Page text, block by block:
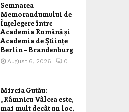
Semnarea
Memorandumului de
Înțelegere între
Academia Română și
Academia de Științe
Berlin – Brandenburg
August 6, 2026 0
Mircia Gutău:
„Râmnicu Vâlcea este,
mai mult decât un loc,